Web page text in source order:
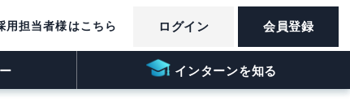
インターンを知る
用担当者様はこちら ログイン 会員登録